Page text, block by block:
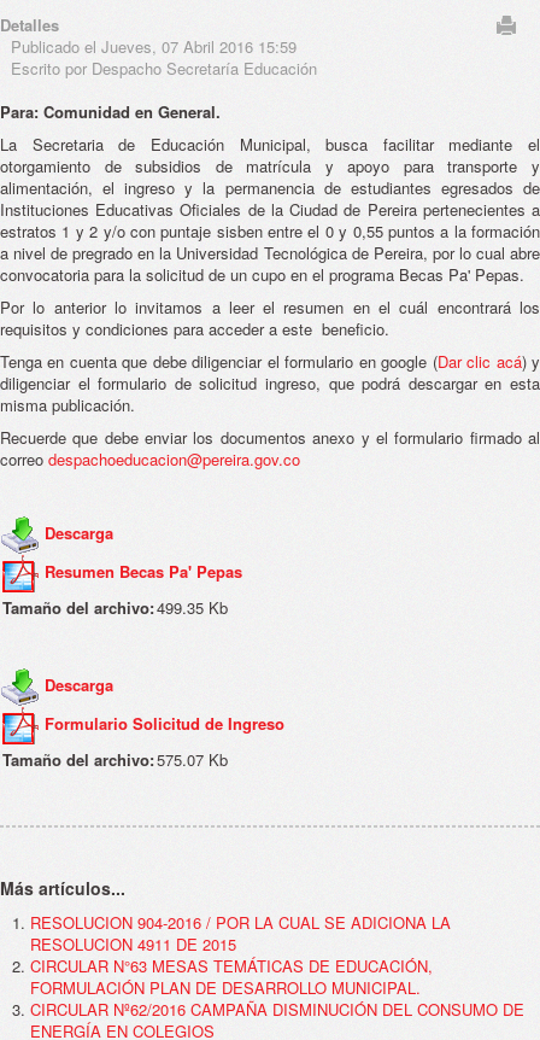
Detalles
Publicado el Jueves, 07 Abril 2016 15:59
Escrito por Despacho Secretaría Educación
Para: Comunidad en General.
La Secretaria de Educación Municipal, busca facilitar mediante el
otorgamiento de subsidios de matrícula y apoyo para transporte y
alimentación, el ingreso y la permanencia de estudiantes egresados de
Instituciones Educativas Oficiales de la Ciudad de Pereira pertenecientes a
estratos 1 y 2 y/o con puntaje sisben entre el 0 y 0,55 puntos a la formación
a nivel de pregrado en la Universidad Tecnológica de Pereira, por lo cual abre
convocatoria para la solicitud de un cupo en el programa Becas Pa' Pepas.
Por lo anterior lo invitamos a leer el resumen en el cuál encontrará los
requisitos y condiciones para acceder a este beneficio.
Tenga en cuenta que debe diligenciar el formulario en google (Dar clic acá) y
diligenciar el formulario de solicitud ingreso, que podrá descargar en esta
misma publicación.
Recuerde que debe enviar los documentos anexo y el formulario firmado al
correo despachoeducacion@pereira.gov.co
Descarga
Resumen Becas Pa' Pepas
Tamaño del archivo:499.35 Kb
Descarga
Formulario Solicitud de Ingreso
Tamaño del archivo:575.07 Kb
Más artículos...
RESOLUCION 904-2016 / POR LA CUAL SE ADICIONA LA
RESOLUCION 4911 DE 2015
CIRCULAR N°63 MESAS TEMÁTICAS DE EDUCACIÓN,
FORMULACIÓN PLAN DE DESARROLLO MUNICIPAL.
CIRCULAR Nº62/2016 CAMPAÑA DISMINUCIÓN DEL CONSUMO DE
ENERGÍA EN COLEGIOS